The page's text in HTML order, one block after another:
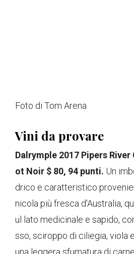
Foto di Tom Arena
Vini da provare
Dalrymple 2017 Pipers
ot Noir $ 80, 94 punti. Un
drico e caratteristico
nicola più fresca d'Australia,
ul lato medicinale e sapido,
sso, sciroppo di ciliegia, viola
una leggera sfumatura di